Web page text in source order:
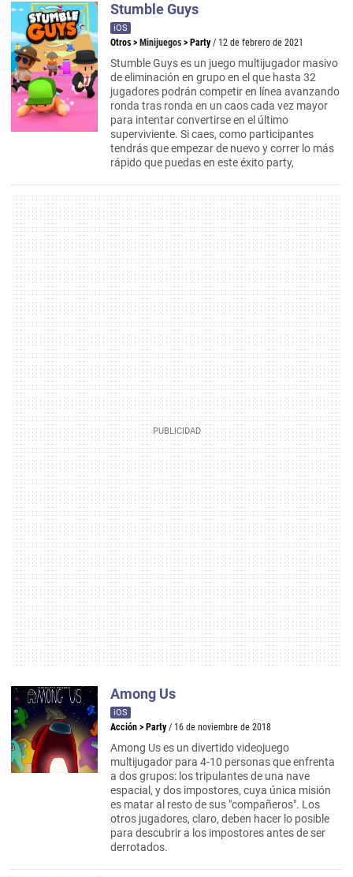
Stumble Guys
iOS
Otros > Minijuegos > Party / 12 de febrero de 2021
Stumble Guys es un juego multijugador masivo
de eliminación en grupo en el que hasta 32
jugadores podrán competir en línea avanzando
ronda tras ronda en un caos cada vez mayor
para intentar convertirse en el último
superviviente. Si caes, como participantes
tendrás que empezar de nuevo y correr lo más
rápido que puedas en este éxito party,
Among Us
iOS
Acción > Party / 16 de noviembre de 2018
Among Us es un divertido videojuego
multijugador para 4-10 personas que enfrenta
a dos grupos: los tripulantes de una nave
espacial, y dos impostores, cuya única misión
es matar al resto de sus "compañeros". Los
otros jugadores, claro, deben hacer lo posible
para descubrir a los impostores antes de ser
derrotados.